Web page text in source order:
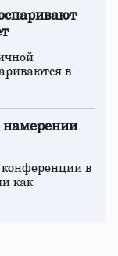
в
в
как